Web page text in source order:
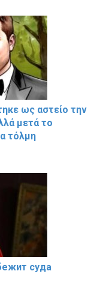
ως αστείο την
μετά το
τόλμη
cyдa